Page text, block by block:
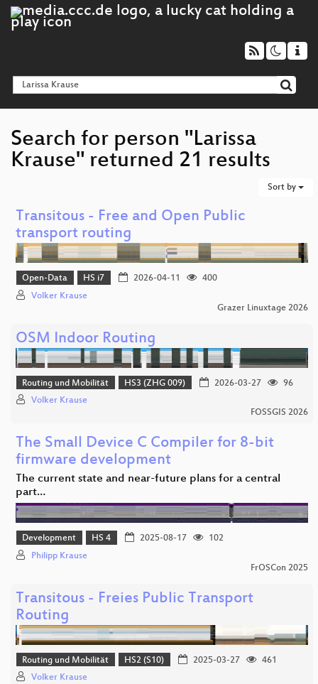
Search for person "Larissa
Krause" returned 21 results
Sort by
Transitous - Free and Open Public
transport routing
Open-Data HS i7 2026-04-11
400
Volker Krause
Grazer Linuxtage 2026
OSM Indoor Routing
Routing und Mobilität HS3 (ZHG 009) 2026-03-27
96
Volker Krause
FOSSGIS 2026
The Small Device C Compiler for 8-bit
firmware development
The current state and near-future plans for a central
part…
Development HS 4 2025-08-17
102
Philipp Krause
FrOSCon 2025
Transitous - Freies Public Transport
Routing
Routing und Mobilität HS2 (S10) 2025-03-27
461
Volker Krause